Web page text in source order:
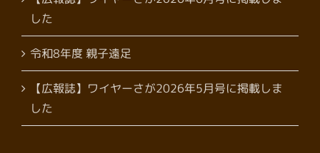
した
令和8年度 親子遠足
【広報誌】ワイヤーさが2026年5月号に掲載しま
した